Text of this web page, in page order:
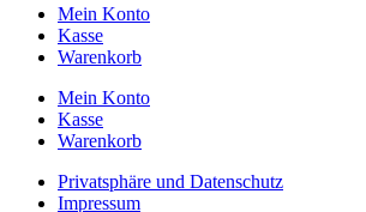
Mein Konto
Kasse
Warenkorb
Mein Konto
Kasse
Warenkorb
Privatsphäre und Datenschutz
Impressum